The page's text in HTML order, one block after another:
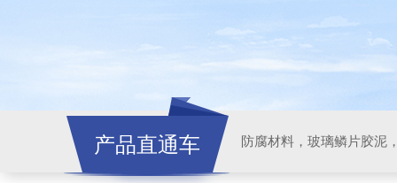
产品直通车